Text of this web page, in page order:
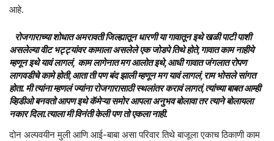
आहे.
रोजगाराच्या शोधात अमरावती जिल्ह्यातून धारणी या गावातून इथे खळी पाटी पाशी
असलेल्या वीट भट्ट्यांवर कामाला असलेले एक जोडपे तिथे होते,गावात काम नाहीये
म्हणून इथे यावं लागलं, काम लागेनात मग आलोत इथे,आधी गावात जंगलात रोपण
लागवडीचे कामे होती,आता ती पण बंद झाली म्हणून मग यावं लागलं,राम भोसले सांगत
होता. मी त्यांना म्हणलं ज्यांना रोजगारासाठी स्थलांतर करावं लागतं,त्यांच्या बाबत आम्ही
व्हिडीओ बनवतो आपण इथे कॅमेऱ्या समोर आपला अनुभव बोलावा तर त्याने बोलायला
नकार दिला.त्याला मी विनंती केली पण तो एकला नाही.
दोन अल्पवयीन मुली आणि आई-बाबा असा परिवार तिथे बाजूला एकाच ठिकाणी काम